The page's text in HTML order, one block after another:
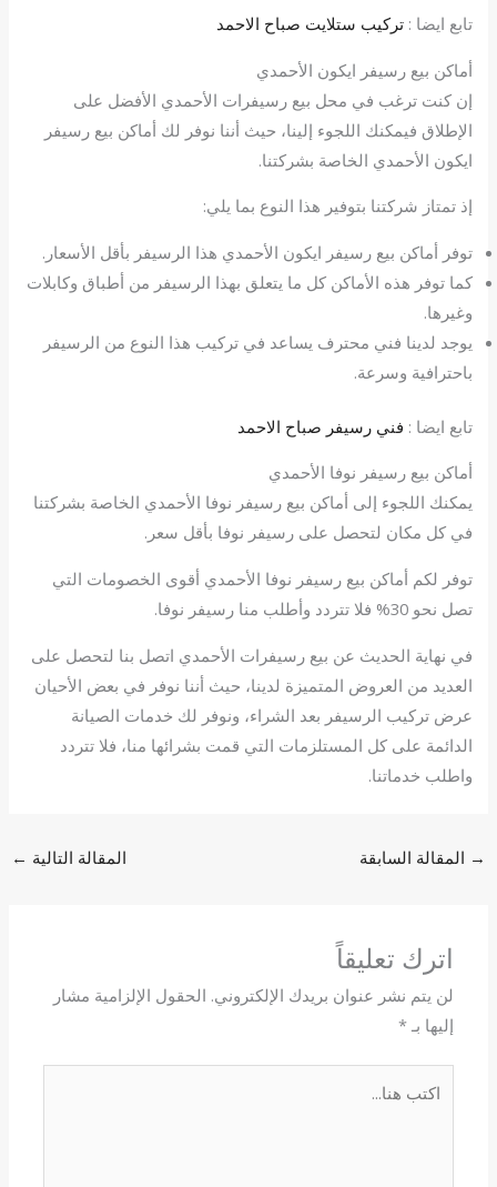
تابع ايضا :تركيب ستلايت صباح الاحمد
أماكن بيع رسيفر ايكون الأحمدي
إن كنت ترغب في محل بيع رسيفرات الأحمدي الأفضل على
الإطلاق فيمكنك اللجوء إلينا، حيث أننا نوفر لك أماكن بيع رسيفر
ايكون الأحمدي الخاصة بشركتنا.
إذ تمتاز شركتنا بتوفير هذا النوع بما يلي:
توفر أماكن بيع رسيفر ايكون الأحمدي هذا الرسيفر بأقل الأسعار.
كما توفر هذه الأماكن كل ما يتعلق بهذا الرسيفر من أطباق وكابلات
وغيرها.
يوجد لدينا فني محترف يساعد في تركيب هذا النوع من الرسيفر
باحترافية وسرعة.
تابع ايضا : فني رسيفر صباح الاحمد
أماكن بيع رسيفر نوفا الأحمدي
يمكنك اللجوء إلى أماكن بيع رسيفر نوفا الأحمدي الخاصة بشركتنا
في كل مكان لتحصل على رسيفر نوفا بأقل سعر.
توفر لكم أماكن بيع رسيفر نوفا الأحمدي أقوى الخصومات التي
تصل نحو 30% فلا تتردد وأطلب منا رسيفر نوفا.
في نهاية الحديث عن بيع رسيفرات الأحمدي اتصل بنا لتحصل على
العديد من العروض المتميزة لدينا، حيث أننا نوفر في بعض الأحيان
عرض تركيب الرسيفر بعد الشراء، ونوفر لك خدمات الصيانة
الدائمة على كل المستلزمات التي قمت بشرائها منا، فلا تتردد
واطلب خدماتنا.
→ المقالة السابقة المقالة التالية ←
اترك تعليقاً
لن يتم نشر عنوان بريدك الإلكتروني. الحقول الإلزامية مشار
إليها بـ*